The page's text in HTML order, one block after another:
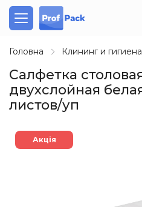
Головна Клининг и гигиена
Салфетка
двухслойная
листов/уп
Акція